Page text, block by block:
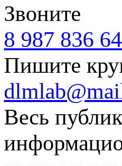
Звоните
8 987 836
Пишите
Весь